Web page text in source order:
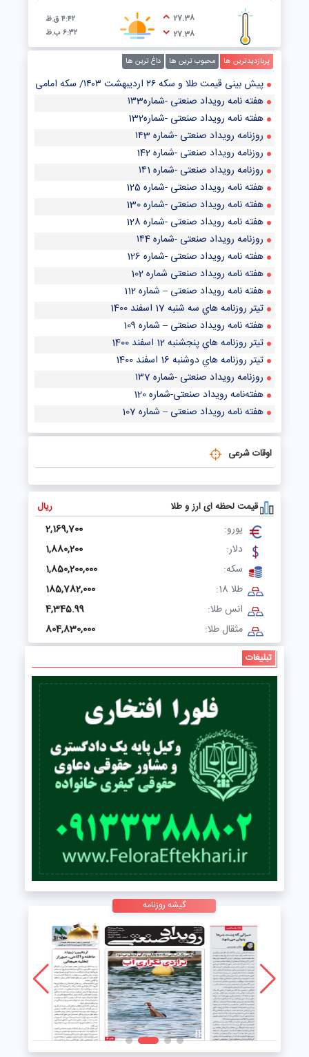
27.38
27.38
۴:۴۲ ق.ظ
۶:۳۲ ب.ظ
پربازدیدترین ها محبوب ترین ها داغ ترین ها
پیش‌ بینی قیمت طلا و سکه ۲۶ اردیبهشت ۱۴۰۳/ سکه امامی از رشد قیمت در بازار طلا جا ماند
هفته نامه رویداد صنعتی -شماره۱۳3
هفته نامه رویداد صنعتی -شماره132
روزنامه رویداد صنعتی -شماره ۱۴3
روزنامه رویداد صنعتی -شماره 142
روزنامه رویداد صنعتی -شماره ۱۴1
هفته نامه رویداد صنعتی -شماره 125
هفته نامه رویداد صنعتی -شماره 130
هفته نامه رویداد صنعتی -شماره 128
روزنامه رویداد صنعتی -شماره ۱۴4
هفته نامه رویداد صنعتی -شماره 126
هفته نامه رویداد صنعتی شماره 102
هفته نامه رویداد صنعتی – شماره 112
تيتر روزنامه هاي سه شنبه 17 اسفند 1400
هفته نامه رویداد صنعتی – شماره 109
تيتر روزنامه هاي پنجشنبه 12 اسفند 1400
تيتر روزنامه هاي دوشنبه 16 اسفند 1400
روزنامه رویداد صنعتی -شماره ۱۳7
هفته‌نامه رویداد صنعتی-شماره 120
هفته نامه رویداد صنعتی – شماره 107
اوقات شرعی
قیمت لحظه ای ارز و طلا ریال
یورو:
2,169,700
دلار:
1,880,200
سکه:
1,850,200,000
طلا 18:
185,782,000
انس طلا:
4,345.99
مثقال طلا:
804,830,000
تبلیغات
گیشه روزنامه